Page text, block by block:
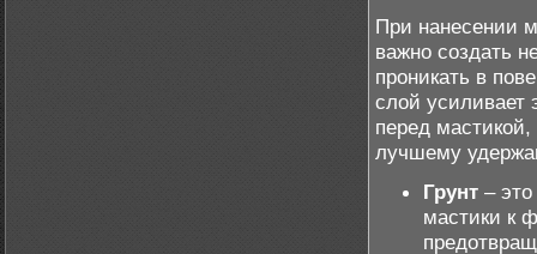
При нанесении
важно создать
проникать в
слой усиливает
перед
лучшему
Грунт –
мастики к